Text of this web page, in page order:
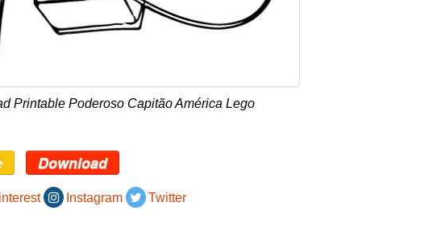
Printable Poderoso Capitão América Lego
Download
Instagram Twitter